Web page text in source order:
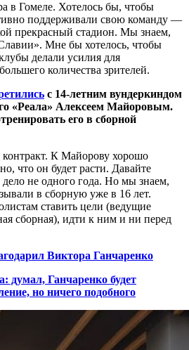
в Гомеле. Хотелось бы, чтобы
поддерживали свою команду —
прекрасный стадион. Мы знаем,
Мне бы хотелось, чтобы
делали усилия для
количества зрителей.
с 14-летним вундеркиндом
«Реала» Алексеем Майоровым.
его в сборной
К Майорову хорошо
что он будет расти. Давайте
не одного года. Но мы знаем,
в сборную уже в 16 лет.
ставить цели (ведущие
сборная), идти к ним и ни перед
Виктора Ганчаренко
думал, Ганчаренко будет
но ничего подобного